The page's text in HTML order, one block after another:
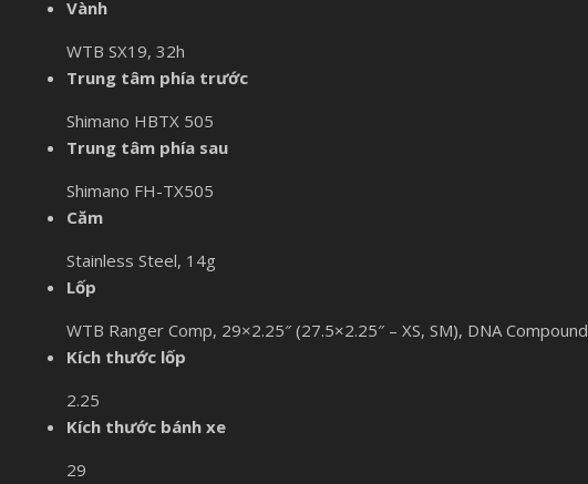
Vành
WTB SX19, 32h
Trung tâm phía trước
Shimano HBTX 505
Trung tâm phía sau
Shimano FH-TX505
Căm
Stainless Steel, 14g
Lốp
WTB Ranger Comp, 29×2.25″ (27.5×2.25″ – XS, SM), DNA Compound
Kích thước lốp
2.25
Kích thước bánh xe
29